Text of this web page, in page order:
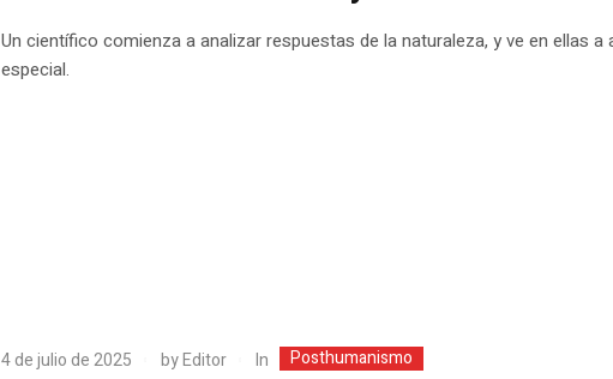
Un científico comienza a analizar respuestas de la naturaleza, y ve en ellas a
especial.
4 de julio de 2025 byEditor In Posthumanismo